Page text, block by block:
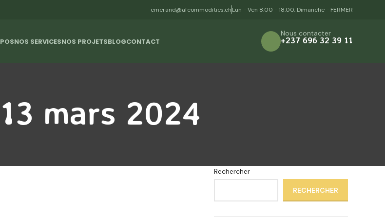
emerand@afcommodities.chLun - Ven 8:00 - 18:00, Dimanche - FERMER
NOS SERVICESNOS PROJETSBLOGCONTACT
Nous contacter
+237 696 32 39 11
mars 2024
Rechercher
RECHERCHER